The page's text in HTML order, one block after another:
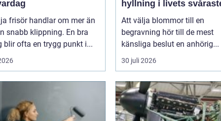
frisör handlar om mer än
snabb klippning. En bra
blir ofta en trygg punkt i...
hyllning i livets
stund
Att välja blommor till en
begravning hör till de mest
känsliga beslut en anhörig...
30 juli 2026